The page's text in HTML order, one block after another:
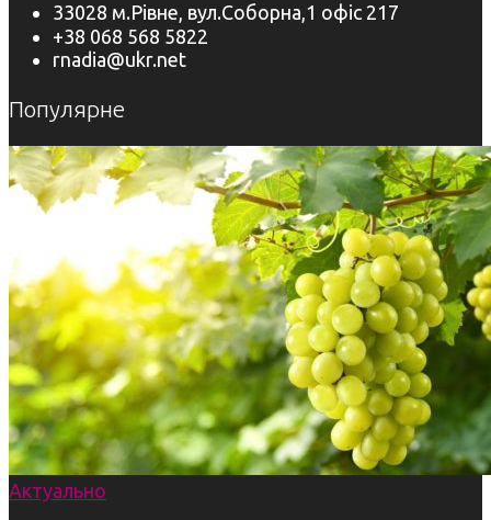
33028 м.Рівне, вул.Соборна,1 офіс 217
+38 068 568 5822
rnadia@ukr.net
Популярне
Актуально